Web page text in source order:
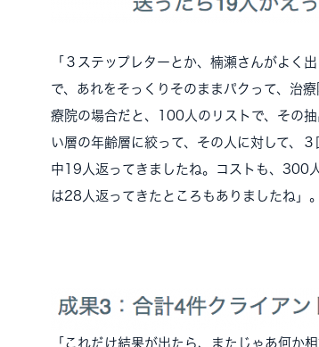
「３ステップレターとか、楠瀬さんがよく
で、あれをそっくりそのままパクって、治
療院の場合だと、100人のリストで、その
い層の年齢層に絞って、その人に対して、
中19人返ってきましたね。コストも、300
は28人返ってきたところもありましたね」。
「これだけ結果が出たら、またじゃあ何か